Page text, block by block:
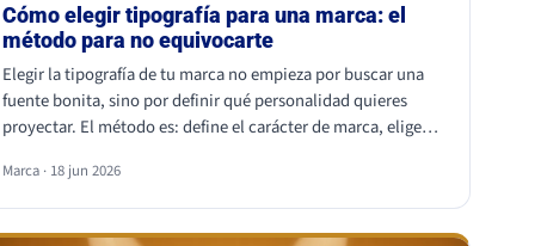
Cómo elegir tipografía para una marca: el
método para no equivocarte
Elegir la tipografía de tu marca no empieza por buscar una
fuente bonita, sino por definir qué personalidad quieres
proyectar. El método es: define el carácter de marca, elige
valida la legibilidad en todos tus soportes, comprueba la
licencia comercial y asegúrate de ser distinto a tu
competencia. La fuente es lo último; la estrategia es lo
Marca · 18 jun 2026